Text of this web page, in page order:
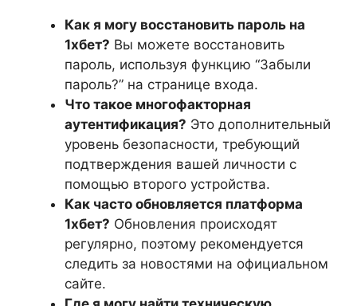
Как я могу восстановить пароль на
1хбет? Вы можете восстановить
пароль, используя функцию “Забыли
пароль?” на странице входа.
Что такое многофакторная
аутентификация? Это дополнительный
уровень безопасности, требующий
подтверждения вашей личности с
помощью второго устройства.
Как часто обновляется платформа
1хбет? Обновления происходят
регулярно, поэтому рекомендуется
следить за новостями на официальном
сайте.